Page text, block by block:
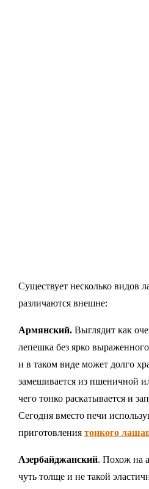
Существует несколько видов
различаются внешне:
Армянский.Выглядит как
лепешка без ярко
и в таком виде может долго
замешивается из пшеничной
чего тонко раскатывается и
Сегодня вместо печи
приготовления тонкого
Азербайджанский. Похож на
чуть толще и не такой